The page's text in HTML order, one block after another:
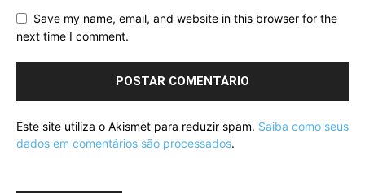
Save my name, email, and website in this browser for the
next time I comment.
Este site utiliza o Akismet para reduzir spam. Saiba como seus
dados em comentários são processados.